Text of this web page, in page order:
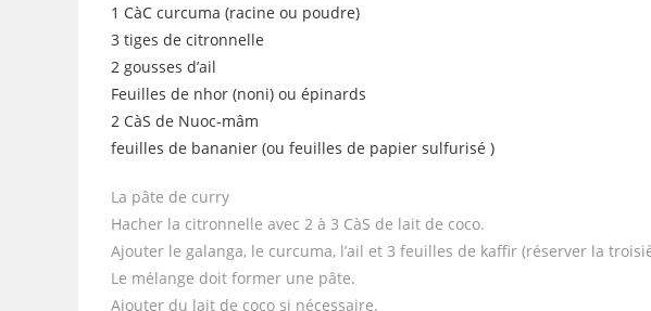
1 CàC curcuma (racine ou poudre)
3 tiges de citronnelle
2 gousses d’ail
Feuilles de nhor (noni) ou épinards
2 CàS de Nuoc-mâm
feuilles de bananier (ou feuilles de papier sulfurisé )
La pâte de curry
Hacher la citronnelle avec 2 à 3 CàS de lait de coco.
Ajouter le galanga, le curcuma, l’ail et 3 feuilles de kaffir (réserver la
Le mélange doit former une pâte.
Ajouter du lait de coco si nécessaire.